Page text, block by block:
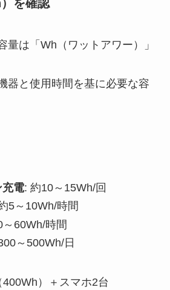
を確認
量は「Wh（ワットアワー）」
器と使用時間を基に必要な容
充電: 約10～15Wh/回
5～10Wh/時間
～60Wh/時間
～500Wh/日
）＋スマホ2台